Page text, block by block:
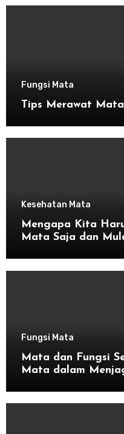
Fungsi Mata
Tips Merawat
Kesehatan Mata
Mengapa Kita
Mata Saja dan
Fungsi Mata
Mata dan Fungsi
Mata dalam